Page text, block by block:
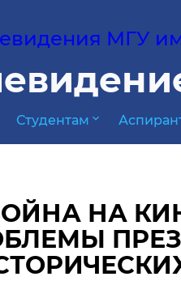
МГУ
Студентам expand_more
НА